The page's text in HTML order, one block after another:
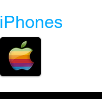
iPhones